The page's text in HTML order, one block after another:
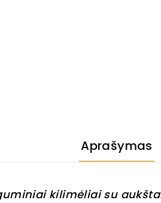
Aprašymas
kilimėliai su